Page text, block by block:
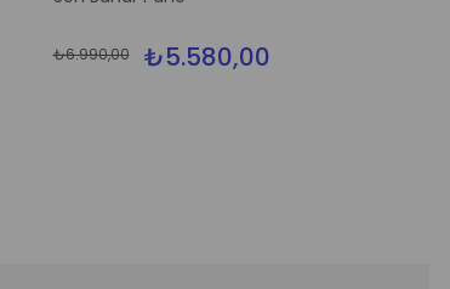
₺5.580,00
₺6.990,00